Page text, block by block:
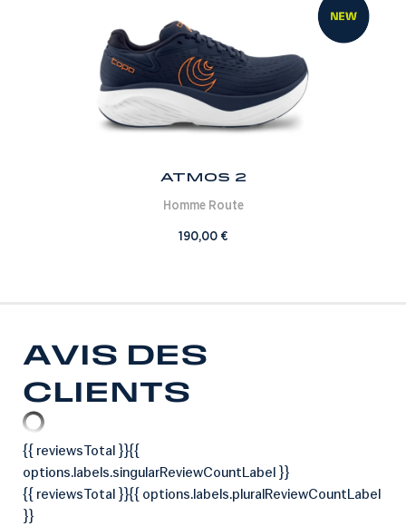
Atmos 2
Homme Route
190,00 €
AVIS DES
CLIENTS
{{ reviewsTotal }}{{
options.labels.singularReviewCountLabel }}
{{ reviewsTotal }}{{ options.labels.pluralReviewCountLabel
}}